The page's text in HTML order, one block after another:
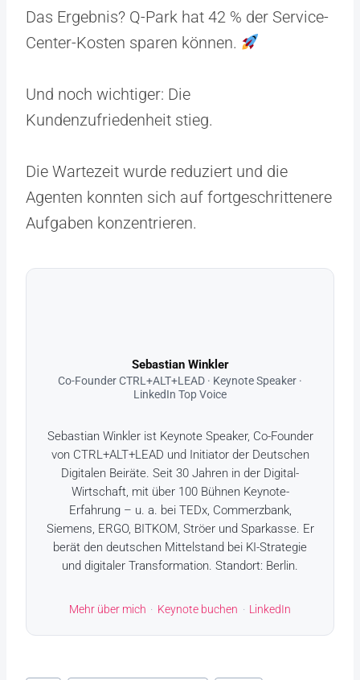
Das Ergebnis? Q-Park hat 42 % der Service-
Center-Kosten sparen können.
Und noch wichtiger: Die
Kundenzufriedenheit stieg.
Die Wartezeit wurde reduziert und die
Agenten konnten sich auf fortgeschrittenere
Aufgaben konzentrieren.
Sebastian Winkler
Co-Founder CTRL+ALT+LEAD · Keynote Speaker ·
LinkedIn Top Voice
Sebastian Winkler ist Keynote Speaker, Co-Founder
von CTRL+ALT+LEAD und Initiator der Deutschen
Digitalen Beiräte. Seit 30 Jahren in der Digital-
Wirtschaft, mit über 100 Bühnen Keynote-
Erfahrung – u. a. bei TEDx, Commerzbank,
Siemens, ERGO, BITKOM, Ströer und Sparkasse. Er
berät den deutschen Mittelstand bei KI-Strategie
und digitaler Transformation. Standort: Berlin.
Mehr über mich · Keynote buchen · LinkedIn